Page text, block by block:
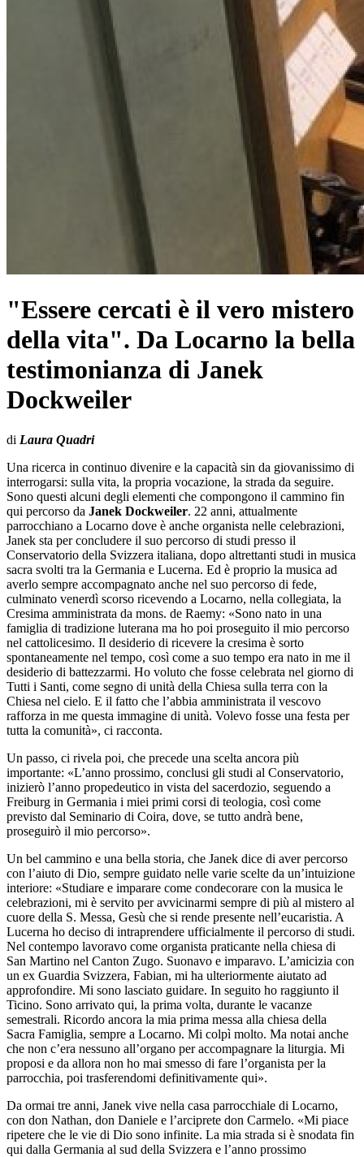
"Essere cercati è il vero mistero
della vita". Da Locarno la bella
testimonianza di Janek
Dockweiler
di Laura Quadri
Una ricerca in continuo divenire e la capacità sin da giovanissimo di
interrogarsi: sulla vita, la propria vocazione, la strada da seguire.
Sono questi alcuni degli elementi che compongono il cammino fin
qui percorso da Janek Dockweiler. 22 anni, attualmente
parrocchiano a Locarno dove è anche organista nelle celebrazioni,
Janek sta per concludere il suo percorso di studi presso il
Conservatorio della Svizzera italiana, dopo altrettanti studi in musica
sacra svolti tra la Germania e Lucerna. Ed è proprio la musica ad
averlo sempre accompagnato anche nel suo percorso di fede,
culminato venerdì scorso ricevendo a Locarno, nella collegiata, la
Cresima amministrata da mons. de Raemy: «Sono nato in una
famiglia di tradizione luterana ma ho poi proseguito il mio percorso
nel cattolicesimo. Il desiderio di ricevere la cresima è sorto
spontaneamente nel tempo, così come a suo tempo era nato in me il
desiderio di battezzarmi. Ho voluto che fosse celebrata nel giorno di
Tutti i Santi, come segno di unità della Chiesa sulla terra con la
Chiesa nel cielo. E il fatto che l’abbia amministrata il vescovo
rafforza in me questa immagine di unità. Volevo fosse una festa per
tutta la comunità», ci racconta.
Un passo, ci rivela poi, che precede una scelta ancora più
importante: «L’anno prossimo, conclusi gli studi al Conservatorio,
inizierò l’anno propedeutico in vista del sacerdozio, seguendo a
Freiburg in Germania i miei primi corsi di teologia, così come
previsto dal Seminario di Coira, dove, se tutto andrà bene,
proseguirò il mio percorso».
Un bel cammino e una bella storia, che Janek dice di aver percorso
con l’aiuto di Dio, sempre guidato nelle varie scelte da un’intuizione
interiore: «Studiare e imparare come condecorare con la musica le
celebrazioni, mi è servito per avvicinarmi sempre di più al mistero al
cuore della S. Messa, Gesù che si rende presente nell’eucaristia. A
Lucerna ho deciso di intraprendere ufficialmente il percorso di studi.
Nel contempo lavoravo come organista praticante nella chiesa di
San Martino nel Canton Zugo. Suonavo e imparavo. L’amicizia con
un ex Guardia Svizzera, Fabian, mi ha ulteriormente aiutato ad
approfondire. Mi sono lasciato guidare. In seguito ho raggiunto il
Ticino. Sono arrivato qui, la prima volta, durante le vacanze
semestrali. Ricordo ancora la mia prima messa alla chiesa della
Sacra Famiglia, sempre a Locarno. Mi colpì molto. Ma notai anche
che non c’era nessuno all’organo per accompagnare la liturgia. Mi
proposi e da allora non ho mai smesso di fare l’organista per la
parrocchia, poi trasferendomi definitivamente qui».
Da ormai tre anni, Janek vive nella casa parrocchiale di Locarno,
con don Nathan, don Daniele e l’arciprete don Carmelo. «Mi piace
ripetere che le vie di Dio sono infinite. La mia strada si è snodata fin
qui dalla Germania al sud della Svizzera e l’anno prossimo